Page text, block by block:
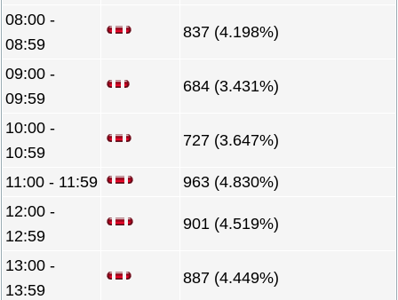
08:00 -
08:59
837 (4.198%)
09:00 -
09:59
684 (3.431%)
10:00 -
10:59
727 (3.647%)
11:00 - 11:59
963 (4.830%)
12:00 -
12:59
901 (4.519%)
13:00 -
13:59
887 (4.449%)